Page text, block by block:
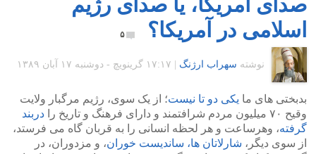
اسلامی در آمریکا؟
۵
نوشته سهراب ارژنگ ۱۷:۱۷ گرينويچ - دوشنبه ۱۷ آبان ۱۳۸۹
بدبختی های ما یکی دو تا نیست؛ از یک سوی، رژیم مرگبار ولایت
وقیح ۷۰ میلیون مردم شرافتمند و دارای فرهنگ و تاریخ را
دربند
گرفته، وهرساعت و هر لحظه انسانی را به قربان گاه می فرستد،
از سوی دیگر، شارلاتان ها، ساندیست خوران، و مزدوران، در